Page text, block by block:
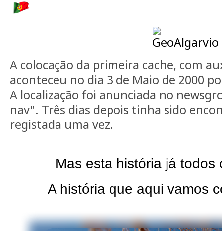
A colocação da primeira cache, com
aconteceu no dia 3 de Maio de 2000
A localização foi anunciada no
nav". Três dias depois tinha sido
registada uma vez.
Mas esta história já todos
A história que aqui vamos